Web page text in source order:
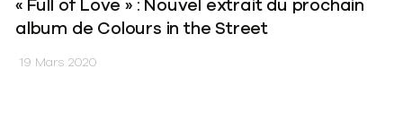
« Full of Love » : Nouvel extrait du prochain
album de Colours in the Street
19 Mars 2020